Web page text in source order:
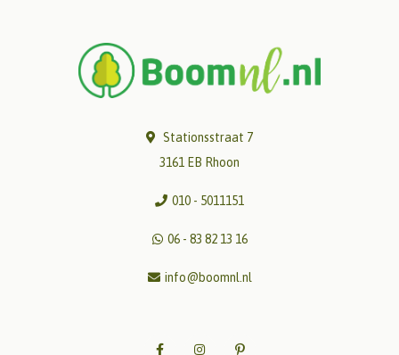
Stationsstraat 7
3161 EB Rhoon
010 - 5011151
06 - 83 82 13 16
info@boomnl.nl